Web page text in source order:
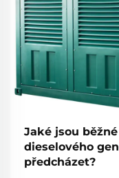
Jaké jsou
dieselového
předcházet?